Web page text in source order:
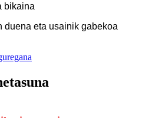
bikaina
duena eta usainik gabekoa